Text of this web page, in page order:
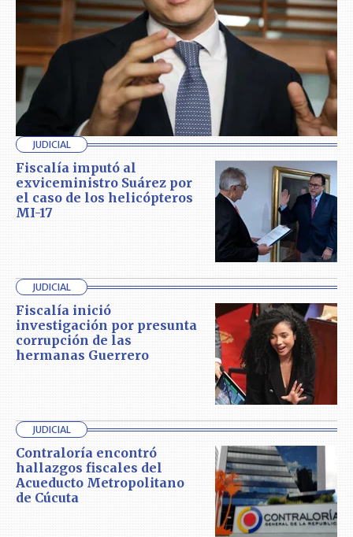
JUDICIAL
Fiscalía imputó al
exviceministro Suárez por
el caso de los helicópteros
MI-17
JUDICIAL
Fiscalía inició
investigación por presunta
corrupción de las
hermanas Guerrero
JUDICIAL
Contraloría encontró
hallazgos fiscales del
Acueducto Metropolitano
de Cúcuta